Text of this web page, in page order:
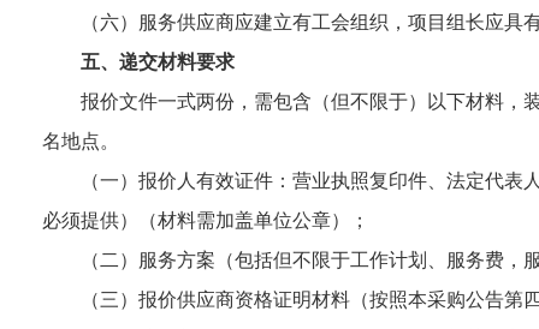
（六）服务供应商应建立有工会组织，项目组长应
五、递交材料要求
报价文件一式两份，需包含（但不限于）以下材料，
名地点。
（一）报价人有效证件：营业执照复印件、法定代
必须提供）（材料需加盖单位公章）；
（二）服务方案（包括但不限于工作计划、服务费
（三）报价供应商资格证明材料（按照本采购公告第